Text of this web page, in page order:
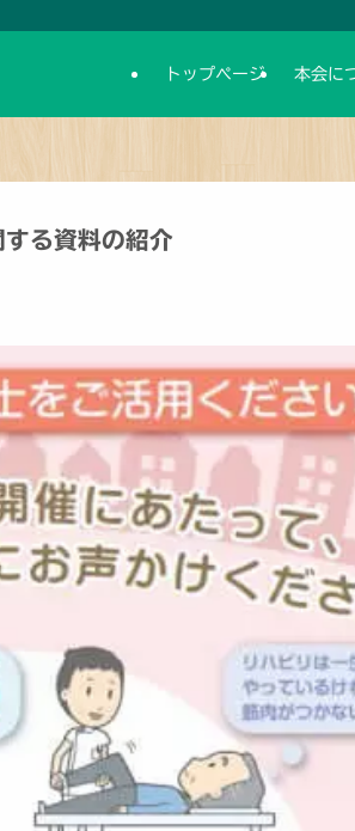
トップページ 本会に
する資料の紹介